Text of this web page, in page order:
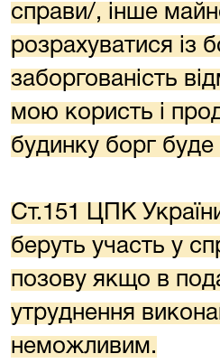
справи/, інше
розрахуватися із
заборгованість
мою користь і
будинку борг
Ст.151 ЦПК
беруть участь у
позову якщо в
утруднення
неможливим.